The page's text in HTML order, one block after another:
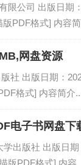
限公司 出版日期
PDF格式] 内容
网盘资源
社 出版日期：
格式] 内容简介
电子书网盘下
出版社 出版日
版PDF格式] 内容...